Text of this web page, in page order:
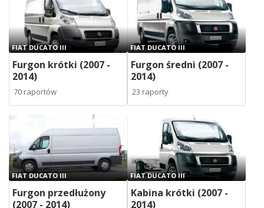
FIAT DUCATO III
Furgon krótki (2007 -
2014)
70 raportów
FIAT DUCATO III
Furgon średni (2007 -
2014)
23 raporty
FIAT DUCATO III
Furgon przedłużony
(2007 - 2014)
FIAT DUCATO III
Kabina krótki (2007 -
2014)